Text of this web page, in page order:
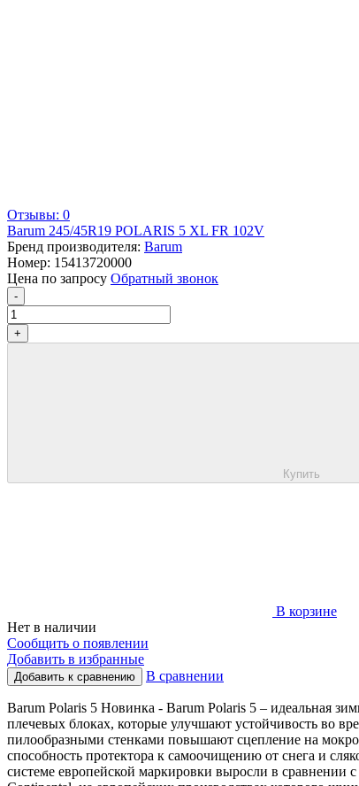
Отзывы: 0
Barum 245/45R19 POLARIS 5 XL FR 102V
Бренд производителя: Barum
Номер: 15413720000
Цена по запросу Обратный звонок
-
+
Купить
В корзине
Нет в наличии
Сообщить о появлении
Добавить в избранные
Добавить к сравнению В сравнении
Barum Polaris 5 Новинка - Barum Polaris 5 – идеальная
плечевых блоках, которые улучшают устойчивость во
пилообразными стенками повышают сцепление на
способность протектора к самоочищению от снега и
системе европейской маркировки выросли в сравнении